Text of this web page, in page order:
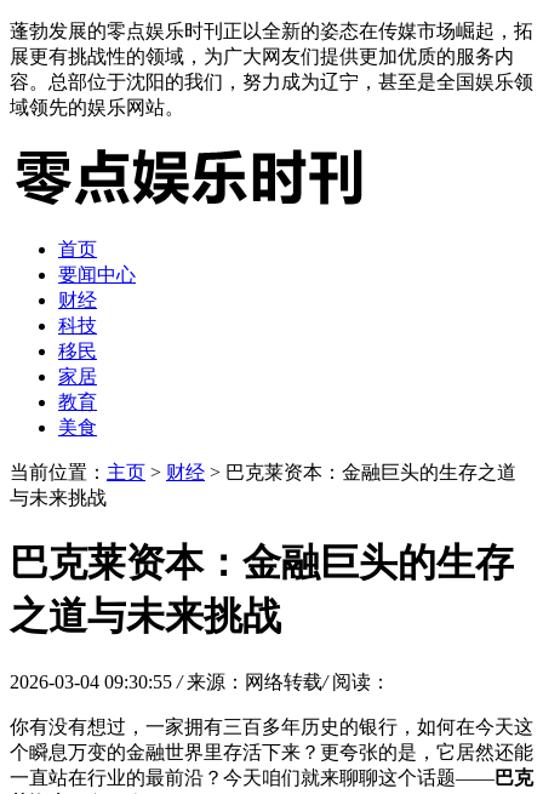
蓬勃发展的零点娱乐时刊正以全新的姿态在传媒市场崛起，拓
展更有挑战性的领域，为广大网友们提供更加优质的服务内
容。总部位于沈阳的我们，努力成为辽宁，甚至是全国娱乐领
域领先的娱乐网站。
首页
要闻中心
财经
科技
移民
家居
教育
美食
当前位置： 主页 > 财经 > 巴克莱资本：金融巨头的生存之道
与未来挑战
巴克莱资本：金融巨头的生存
之道与未来挑战
2026-03-04 09:30:55 / 来源：网络转载/ 阅读：
你有没有想过，一家拥有三百多年历史的银行，如何在今天这
个瞬息万变的金融世界里存活下来？更夸张的是，它居然还能
一直站在行业的最前沿？今天咱们就来聊聊这个话题——巴克